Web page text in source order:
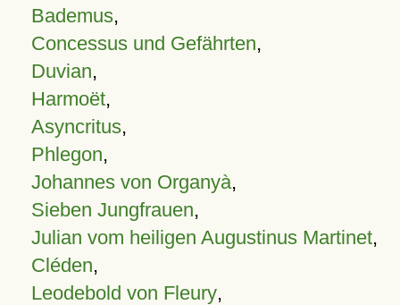
Bademus,
Concessus und Gefährten,
Duvian,
Harmoët,
Asyncritus,
Phlegon,
Johannes von Organyà,
Sieben Jungfrauen,
Julian vom heiligen Augustinus Martinet,
Cléden,
Leodebold von Fleury,